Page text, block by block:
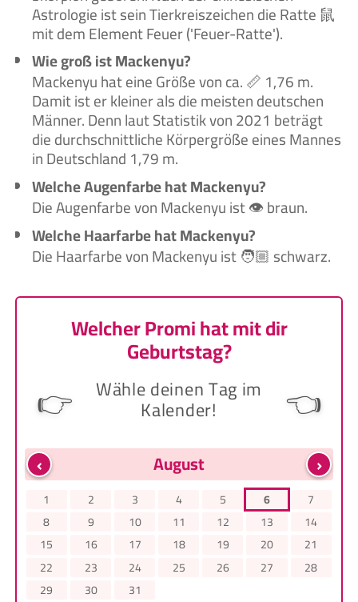
Astrologie ist sein Tierkreiszeichen die Ratte 鼠
mit dem Element Feuer ('Feuer-Ratte').
Wie groß ist Mackenyu?
Mackenyu hat eine Größe von ca. 📏 1,76 m.
Damit ist er kleiner als die meisten deutschen
Männer. Denn laut Statistik von 2021 beträgt
die durchschnittliche Körpergröße eines Mannes
in Deutschland 1,79 m.
Welche Augenfarbe hat Mackenyu?
Die Augenfarbe von Mackenyu ist 👁️ braun.
Welche Haarfarbe hat Mackenyu?
Die Haarfarbe von Mackenyu ist 🧑🏼‍ schwarz.
Welcher Promi hat mit dir
Geburtstag?
👉 Wähle deinen Tag im
Kalender! 👈
‹ ›
August
1 2 3 4 5 6
7
8
9 10 11 12 13
14
15
16 17 18 19 20
21
22
23 24 25 26 27
28
29
30 31